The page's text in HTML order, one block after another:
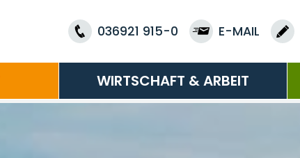
036921 915-0 E-MAIL
WIRTSCHAFT & ARBEIT